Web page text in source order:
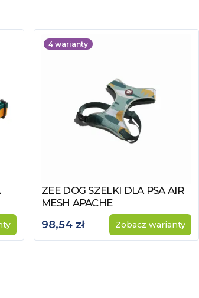
4 warianty
Zobacz produkt
ZEE DOG SZELKI DLA PSA AIR
MESH APACHE
98,54 zł Zobacz warianty